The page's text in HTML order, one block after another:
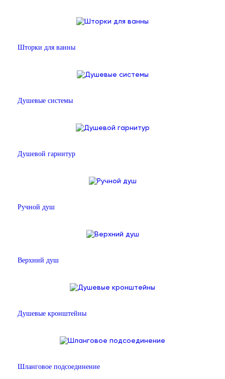
Шторки для ванны
Душевые системы
Душевой гарнитур
Ручной душ
Верхний душ
Душевые кронштейны
Шланговое подсоединение